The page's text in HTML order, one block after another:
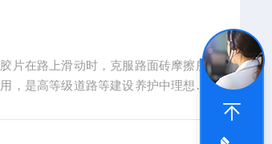
片在路上滑动时，克服路面砖摩擦所
，是高等级道路等建设养护中理想的